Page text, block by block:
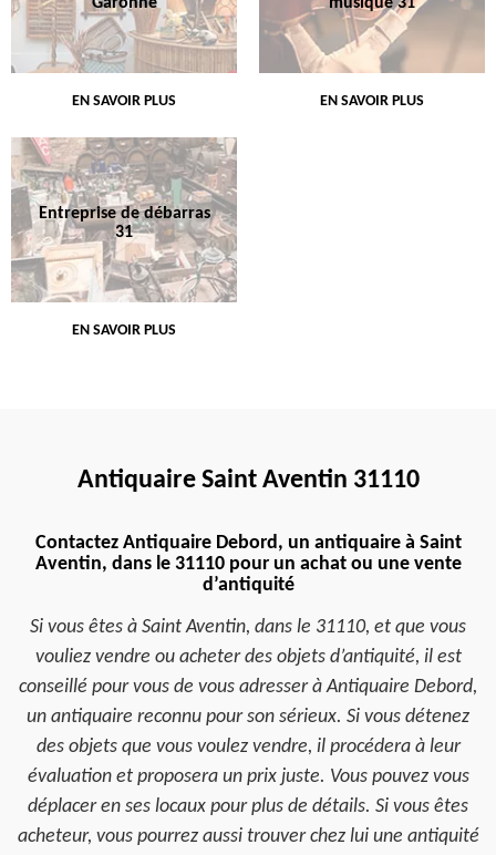
EN SAVOIR PLUS EN SAVOIR PLUS
Entreprise de débarras
31
EN SAVOIR PLUS
Antiquaire Saint Aventin 31110
Contactez Antiquaire Debord, un antiquaire à Saint
Aventin, dans le 31110 pour un achat ou une vente
d’antiquité
Si vous êtes à Saint Aventin, dans le 31110, et que vous
vouliez vendre ou acheter des objets d’antiquité, il est
conseillé pour vous de vous adresser à Antiquaire Debord,
un antiquaire reconnu pour son sérieux. Si vous détenez
des objets que vous voulez vendre, il procédera à leur
évaluation et proposera un prix juste. Vous pouvez vous
déplacer en ses locaux pour plus de détails. Si vous êtes
acheteur, vous pourrez aussi trouver chez lui une antiquité